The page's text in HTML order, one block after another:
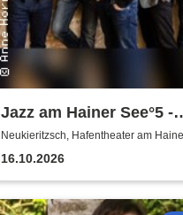
Jazz am Hainer See°5 -
Amarcord in Jazz |
präsentieren
Neukieritzsch, Hafentheater am
16.10.2026